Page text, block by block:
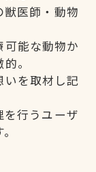
医師・動物
能な動物か
。
いを取材し記
行うユーザ